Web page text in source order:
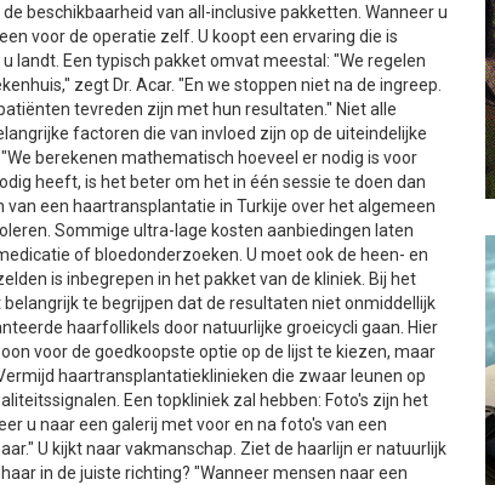
beschikbaarheid van all-inclusive pakketten. Wanneer u
voor de operatie zelf. U koopt een ervaring die is
Een typisch pakket omvat meestal: "We regelen
zegt Dr. Acar. "En we stoppen niet na de ingreep.
tevreden zijn met hun resultaten." Niet alle
factoren die van invloed zijn op de uiteindelijke
berekenen mathematisch hoeveel er nodig is voor
heeft, is het beter om het in één sessie te doen dan
een haartransplantatie in Turkije over het algemeen
Sommige ultra-lage kosten aanbiedingen laten
of bloedonderzoeken. U moet ook de heen- en
is inbegrepen in het pakket van de kliniek. Bij het
te begrijpen dat de resultaten niet onmiddellijk
haarfollikels door natuurlijke groeicycli gaan. Hier
voor de goedkoopste optie op de lijst te kiezen, maar
haartransplantatieklinieken die zwaar leunen op
Een topkliniek zal hebben: Foto's zijn het
u naar een galerij met voor en na foto's van een
U kijkt naar vakmanschap. Ziet de haarlijn er natuurlijk
in de juiste richting? "Wanneer mensen naar een